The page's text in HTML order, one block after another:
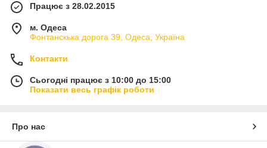
Працює з 28.02.2015
м. Одеса
Фонтанскька дорога 39, Одеса, Україна
Контакти
Сьогодні працює з 10:00 до 15:00
Показати весь графік роботи
Про нас